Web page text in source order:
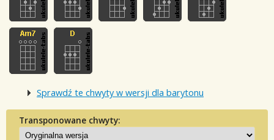
Sprawdź te chwyty w wersji dla barytonu
Transponowane chwyty: